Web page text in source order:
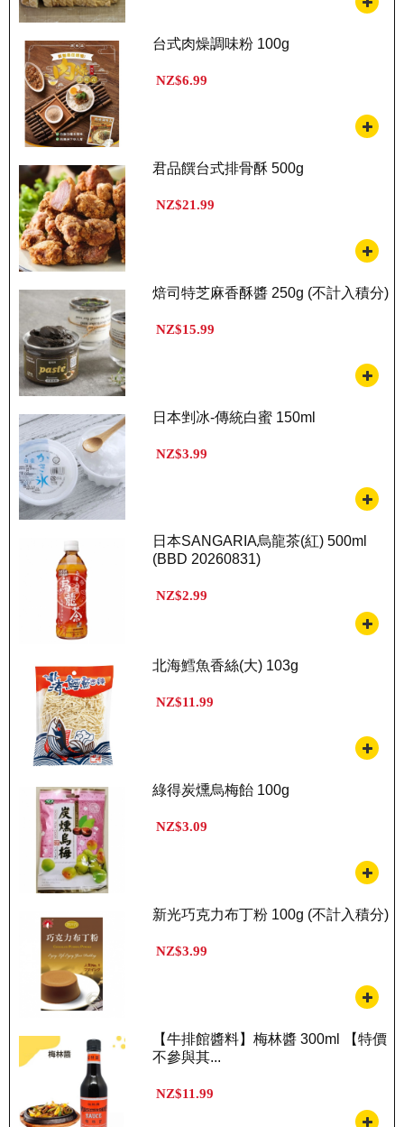
台式肉燥調味粉 100g
NZ$6.99
君品饌台式排骨酥 500g
NZ$21.99
焙司特芝麻香酥醬 250g (不計入積分)
NZ$15.99
日本剉冰-傳統白蜜 150ml
NZ$3.99
日本SANGARIA烏龍茶(紅) 500ml
(BBD 20260831)
NZ$2.99
北海鱈魚香絲(大) 103g
NZ$11.99
綠得炭燻烏梅飴 100g
NZ$3.09
新光巧克力布丁粉 100g (不計入積分)
NZ$3.99
【牛排館醬料】梅林醬 300ml 【特價
不參與其...
NZ$11.99